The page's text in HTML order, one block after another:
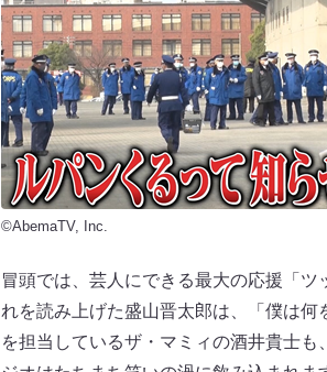
©AbemaTV, Inc.
冒頭では、芸人にできる最大の応援「
れを読み上げた盛山晋太郎は、「僕は
を担当しているザ・マミィの酒井貴士